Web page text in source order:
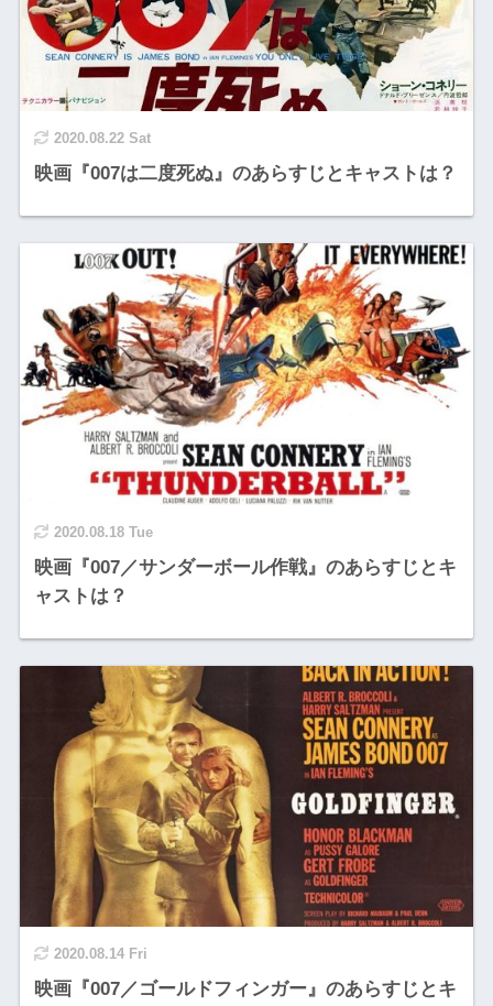
2020.08.22 Sat
映画『007は二度死ぬ』のあらすじとキャストは？
2020.08.18 Tue
映画『007／サンダーボール作戦』のあらすじとキ
ャストは？
2020.08.14 Fri
映画『007／ゴールドフィンガー』のあらすじとキ